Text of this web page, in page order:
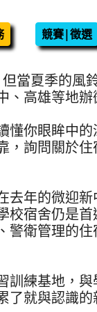
競賽|徵選
當夏季的風
高雄等地辦
懂你眼眸中
，詢問關於
去年的微迎
宿舍仍是首
警衛管理的
訓練基地，
了就與認識